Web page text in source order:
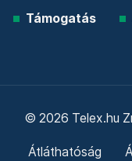
Támogatás
© 2026 Telex.hu
Átláthatóság